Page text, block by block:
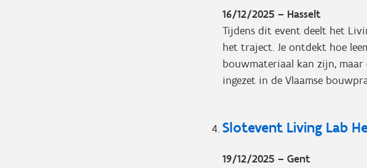
16/12/2025 – Hasselt
Tijdens dit event deelt het
het traject. Je ontdekt hoe
bouwmateriaal kan zijn,
ingezet in de Vlaamse
Slotevent Living Lab
19/12/2025 – Gent